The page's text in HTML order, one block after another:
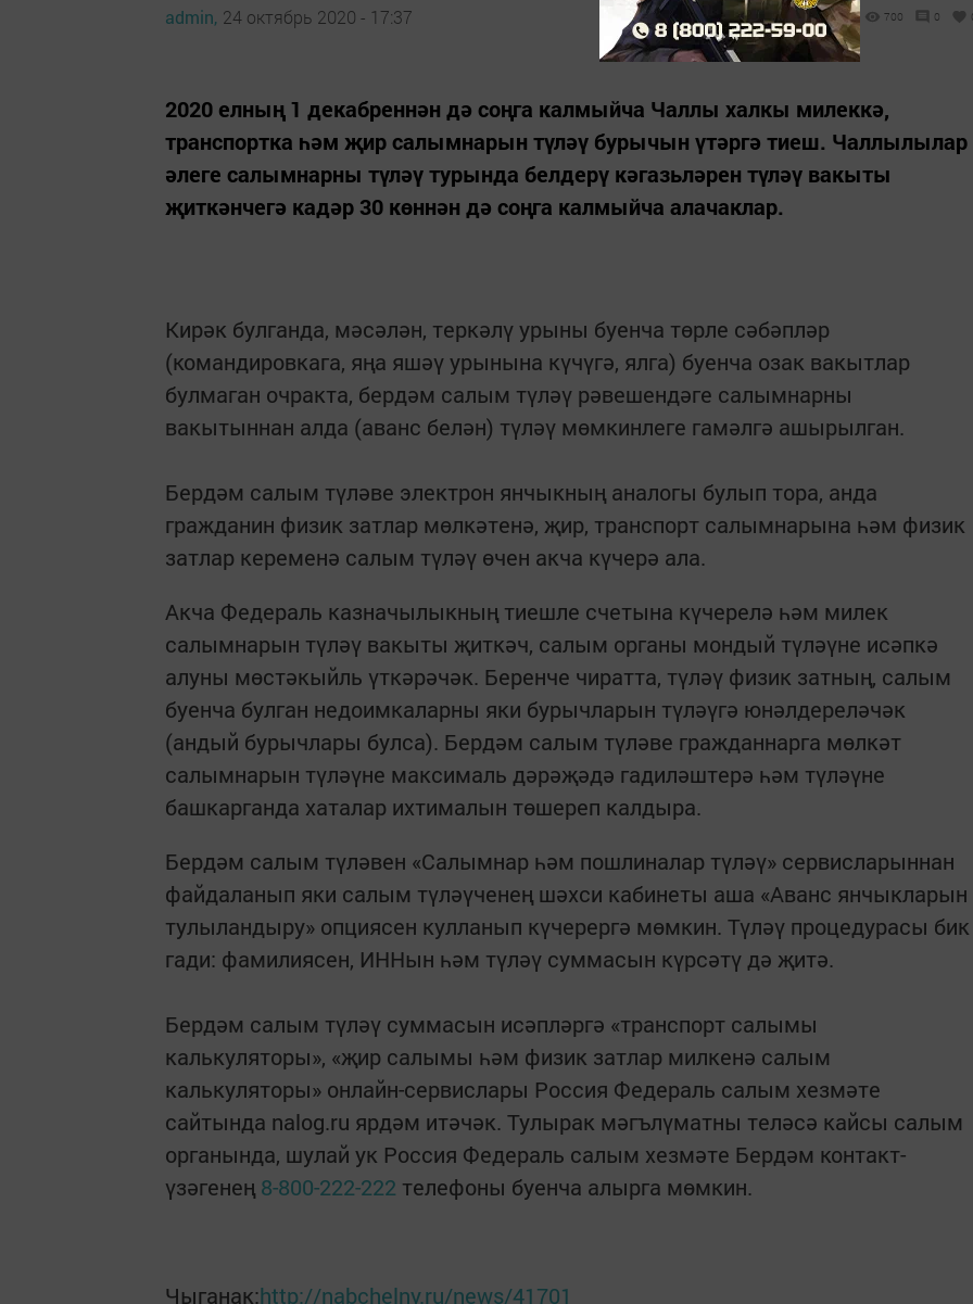
admin, 24 октябрь 2020 - 17:37 700 0
2020 елның 1 декабреннән дә соңга калмыйча Чаллы халкы милеккә,
транспортка һәм җир салымнарын түләү бурычын үтәргә тиеш. Чаллылылар
әлеге салымнарны түләү турында белдерү кәгазьләрен түләү вакыты
җиткәнчегә кадәр 30 көннән дә соңга калмыйча алачаклар.
Кирәк булганда, мәсәлән, теркәлү урыны буенча төрле сәбәпләр
(командировкага, яңа яшәү урынына күчүгә, ялга) буенча озак вакытлар
булмаган очракта, бердәм салым түләү рәвешендәге салымнарны
вакытыннан алда (аванс белән) түләү мөмкинлеге гамәлгә ашырылган.
Бердәм салым түләве электрон янчыкның аналогы булып тора, анда
гражданин физик затлар мөлкәтенә, җир, транспорт салымнарына һәм физик
затлар кеременә салым түләү өчен акча күчерә ала.
Акча Федераль казначылыкның тиешле счетына күчерелә һәм милек
салымнарын түләү вакыты җиткәч, салым органы мондый түләүне исәпкә
алуны мөстәкыйль үткәрәчәк. Беренче чиратта, түләү физик затның, салым
буенча булган недоимкаларны яки бурычларын түләүгә юнәлдереләчәк
(андый бурычлары булса). Бердәм салым түләве гражданнарга мөлкәт
салымнарын түләүне максималь дәрәҗәдә гадиләштерә һәм түләүне
башкарганда хаталар ихтималын төшереп калдыра.
Бердәм салым түләвен «Салымнар һәм пошлиналар түләү» сервисларыннан
файдаланып яки салым түләүченең шәхси кабинеты аша «Аванс янчыкларын
тулыландыру» опциясен кулланып күчерергә мөмкин. Түләү процедурасы бик
гади: фамилиясен, ИННын һәм түләү суммасын күрсәтү дә җитә.
Бердәм салым түләү суммасын исәпләргә «транспорт салымы
калькуляторы», «җир салымы һәм физик затлар милкенә салым
калькуляторы» онлайн-сервислары Россия Федераль салым хезмәте
сайтында nalog.ru ярдәм итәчәк. Тулырак мәгълүматны теләсә кайсы салым
органында, шулай ук Россия Федераль салым хезмәте Бердәм контакт-
үзәгенең 8-800-222-222 телефоны буенча алырга мөмкин.
Чыганак:http://nabchelny.ru/news/41701